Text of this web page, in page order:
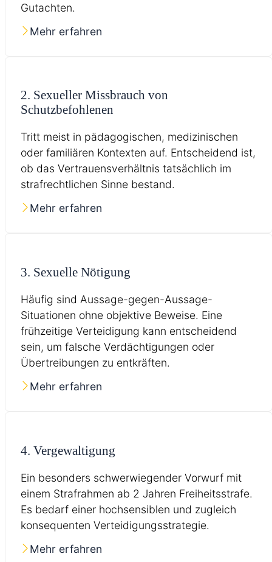
Gutachten.
Mehr erfahren
2. Sexueller Missbrauch von
Schutzbefohlenen
Tritt meist in pädagogischen, medizinischen
oder familiären Kontexten auf. Entscheidend ist,
ob das Vertrauensverhältnis tatsächlich im
strafrechtlichen Sinne bestand.
Mehr erfahren
3. Sexuelle Nötigung
Häufig sind Aussage-gegen-Aussage-
Situationen ohne objektive Beweise. Eine
frühzeitige Verteidigung kann entscheidend
sein, um falsche Verdächtigungen oder
Übertreibungen zu entkräften.
Mehr erfahren
4. Vergewaltigung
Ein besonders schwerwiegender Vorwurf mit
einem Strafrahmen ab 2 Jahren Freiheitsstrafe.
Es bedarf einer hochsensiblen und zugleich
konsequenten Verteidigungsstrategie.
Mehr erfahren